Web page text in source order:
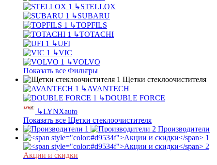
↳STELLOX
↳SUBARU
↳TOPFILS
↳TOTACHI
↳UFI
↳VIC
↳VOLVO
Показать все Фильтры
Щетки стеклоочистителя
↳AVANTECH
↳DOUBLE FORCE
↳LYNXauto
Показать все Щетки стеклоочистителя
Производители
Акции и скидки